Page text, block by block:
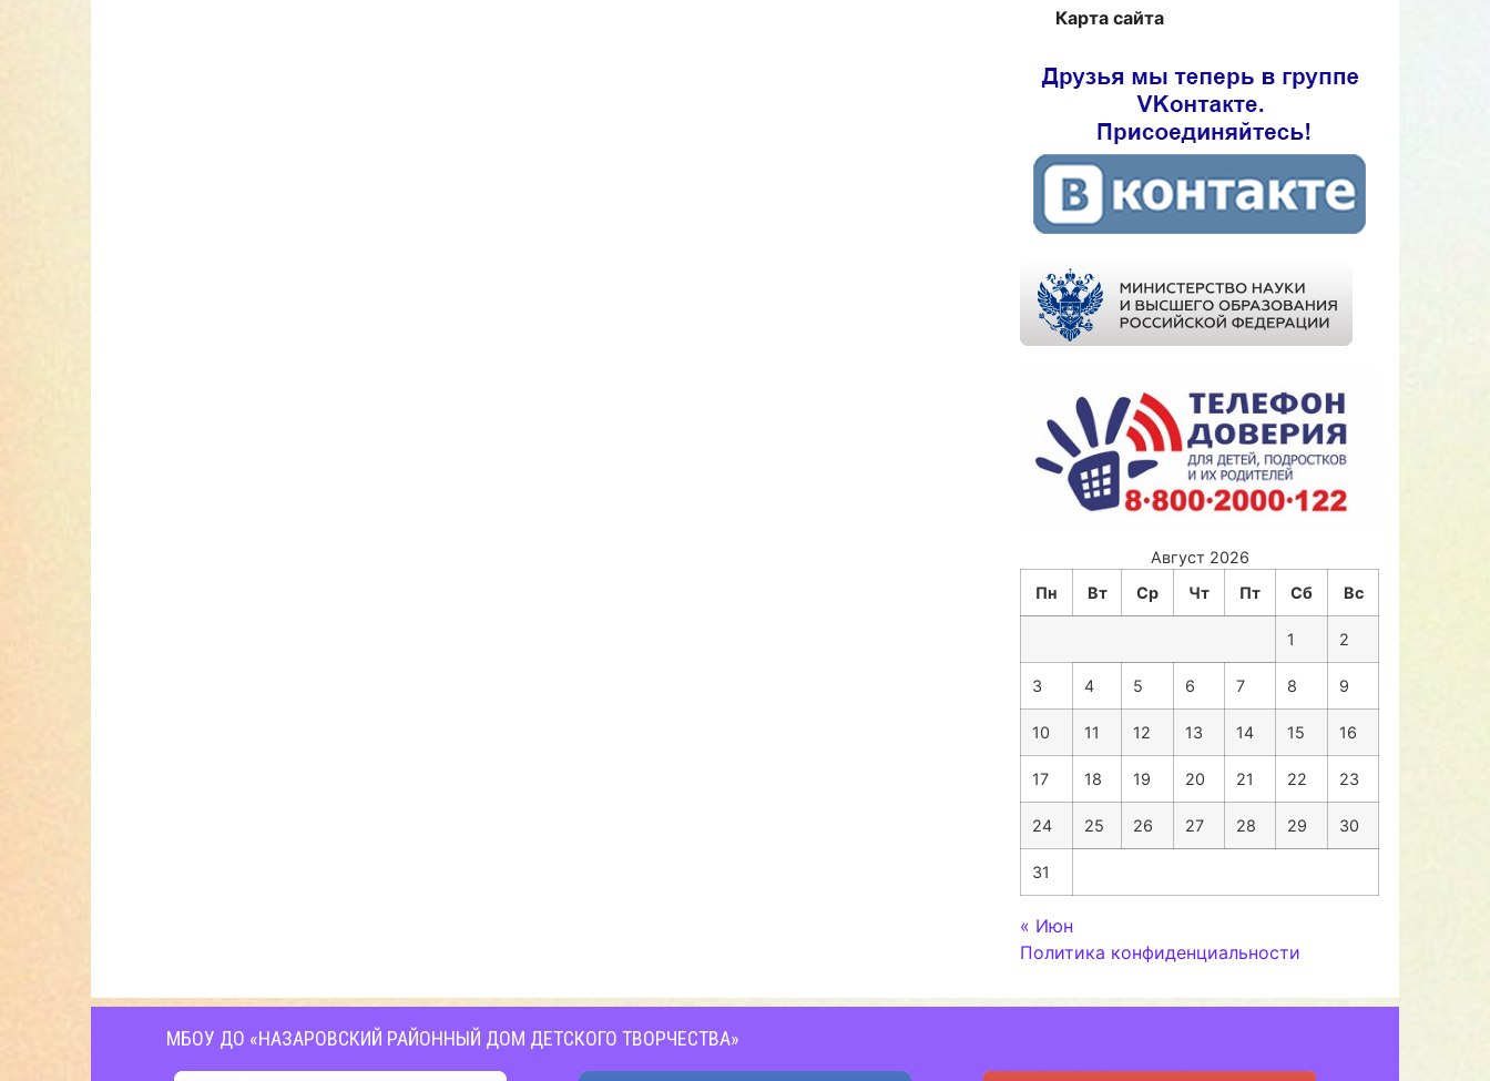
Карта сайта
Август 2026
Пн
Вт Ср Чт Пт Сб Вс
1 2
3 4 5 6 7 8 9
10 11 12 13 14 15 16
17 18 19 20 21 22 23
24 25 26 27 28 29 30
31
« Июн
Политика конфиденциальности
МБОУ ДО «НАЗАРОВСКИЙ РАЙОННЫЙ ДОМ ДЕТСКОГО ТВОРЧЕСТВА»